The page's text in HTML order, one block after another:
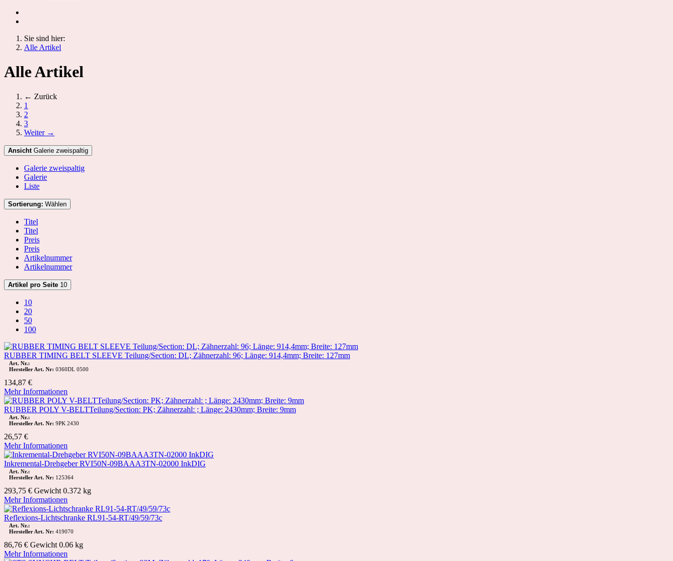
Sie sind hier:
Alle Artikel
Alle Artikel
← Zurück
1
2
3
Weiter →
Ansicht Galerie zweispaltig
Galerie zweispaltig
Galerie
Liste
Sortierung: Wählen
Titel
Titel
Preis
Preis
Artikelnummer
Artikelnummer
Artikel pro Seite 10
10
20
50
100
RUBBER TIMING BELT SLEEVE Teilung/Section: DL; Zähnerzahl: 96; Länge: 914,4mm; Breite: 127mm
Art. Nr.:
Hersteller Art. Nr: 0360DL 0500
134,87 €
Mehr Informationen
RUBBER POLY V-BELTTeilung/Section: PK; Zähnerzahl: ; Länge: 2430mm; Breite: 9mm
Art. Nr.:
Hersteller Art. Nr: 9PK 2430
26,57 €
Mehr Informationen
Inkremental-Drehgeber RVI50N-09BAAA3TN-02000 InkDIG
Art. Nr.:
Hersteller Art. Nr: 125364
293,75 € Gewicht 0.372 kg
Mehr Informationen
Reflexions-Lichtschranke RL91-54-RT/49/59/73c
Art. Nr.:
Hersteller Art. Nr: 419070
86,76 € Gewicht 0.06 kg
Mehr Informationen